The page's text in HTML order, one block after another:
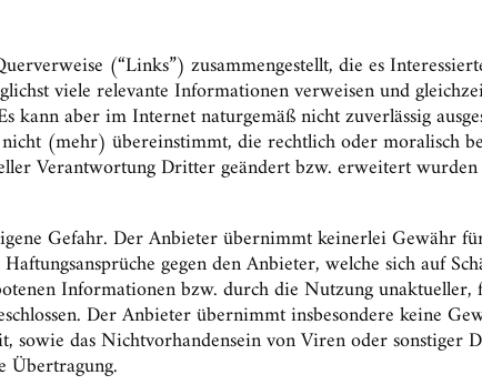
(“Links”) zusammengestellt, die es
viele relevante Informationen verweisen und
kann aber im Internet naturgemäß nicht zuverlässig
(mehr) übereinstimmt, die rechtlich oder moralisch
Verantwortung Dritter geändert bzw. erweitert
Gefahr. Der Anbieter übernimmt keinerlei Gewähr
gegen den Anbieter, welche sich auf
Informationen bzw. durch die Nutzung
Der Anbieter übernimmt insbesondere keine
sowie das Nichtvorhandensein von Viren oder
Übertragung.